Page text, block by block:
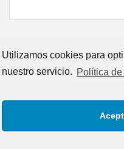
Utilizamos cookies para
nuestro servicio. Política
Gata joven encontrada
Gata joven encontrada en